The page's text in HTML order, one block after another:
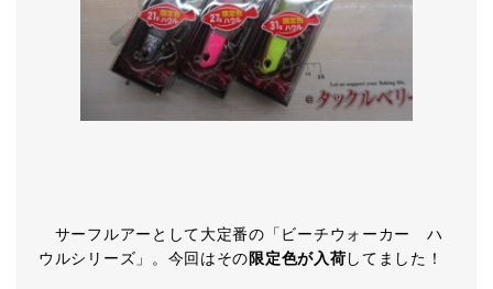
サーフルアーとして大定番の「ビーチウォーカー ハ
ウルシリーズ」。今回はその限定色が入荷してました！